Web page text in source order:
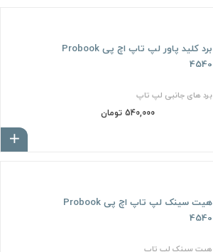
برد کلید پاور لپ تاپ اچ پی Probook
4540
برد های جانبی لپ تاپ
540,000 تومان
هیت سینک لپ تاپ اچ پی Probook
4540
هیت سینک لپ تاپ